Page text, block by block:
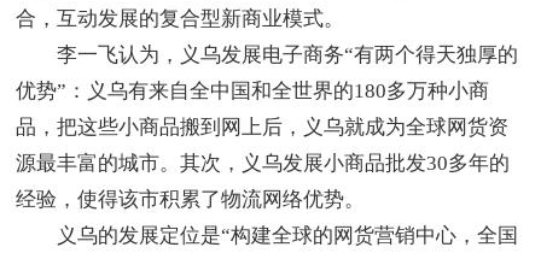
合，互动发展的复合型新商业模式。
李一飞认为，义乌发展电子商务“有两个得天独厚的
优势”：义乌有来自全中国和全世界的180多万种小商
品，把这些小商品搬到网上后，义乌就成为全球网货资
源最丰富的城市。其次，义乌发展小商品批发30多年的
经验，使得该市积累了物流网络优势。
义乌的发展定位是“构建全球的网货营销中心，全国